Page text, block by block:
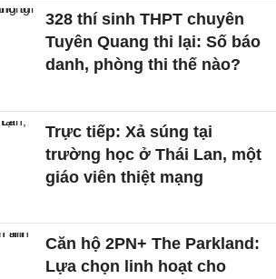
328 thí sinh THPT chuyên
Tuyên Quang thi lại: Số báo
danh, phòng thi thế nào?
Trực tiếp: Xả súng tại
trường học ở Thái Lan, một
giáo viên thiệt mạng
Căn hộ 2PN+ The Parkland:
Lựa chọn linh hoạt cho